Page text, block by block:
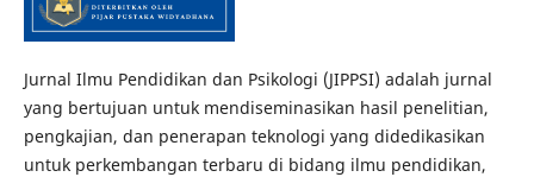
Jurnal Ilmu Pendidikan dan Psikologi (JIPPSI) adalah jurnal
yang bertujuan untuk mendiseminasikan hasil penelitian,
pengkajian, dan penerapan teknologi yang didedikasikan
untuk perkembangan terbaru di bidang ilmu pendidikan,